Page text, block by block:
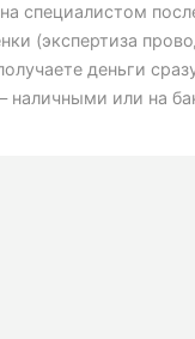
специалистом
(экспертиза
деньги
наличными или на